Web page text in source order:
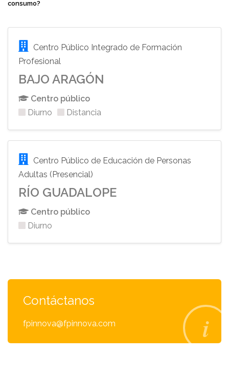
consumo?
Centro Público Integrado de Formación
Profesional
BAJO ARAGÓN
Centro público
Diurno
Distancia
Centro Público de Educación de Personas
Adultas (Presencial)
RÍO GUADALOPE
Centro público
Diurno
Contáctanos
fpinnova@fpinnova.com